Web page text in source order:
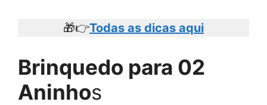
🎁👉Todas as dicas aqui
Brinquedo para 02
Aninhos